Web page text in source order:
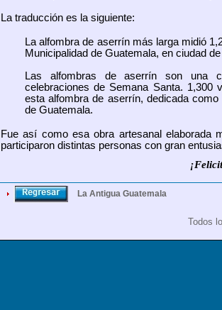
La traducción es la siguiente:
La alfombra de aserrín más larga midió
Municipalidad de Guatemala, en ciudad
Las alfombras de aserrín son una
celebraciones de Semana Santa. 1,300
esta alfombra de aserrín, dedicada
de Guatemala.
Fue así como esa obra artesanal elaborada
participaron distintas personas con gran
La Antigua Guatemala
Todos